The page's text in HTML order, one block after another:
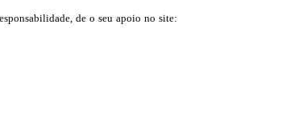
de o seu apoio no site: